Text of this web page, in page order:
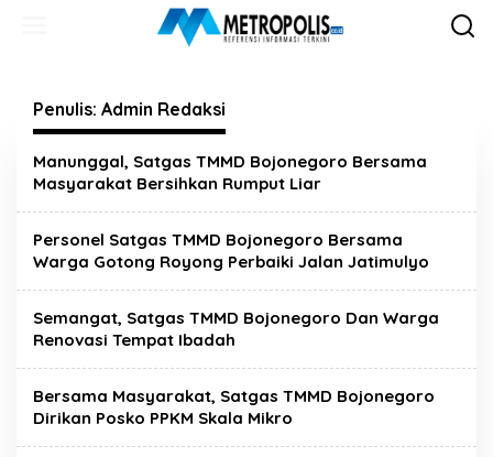
Penulis: Admin Redaksi
Manunggal, Satgas TMMD Bojonegoro Bersama
Masyarakat Bersihkan Rumput Liar
Personel Satgas TMMD Bojonegoro Bersama
Warga Gotong Royong Perbaiki Jalan Jatimulyo
Semangat, Satgas TMMD Bojonegoro Dan Warga
Renovasi Tempat Ibadah
Bersama Masyarakat, Satgas TMMD Bojonegoro
Dirikan Posko PPKM Skala Mikro